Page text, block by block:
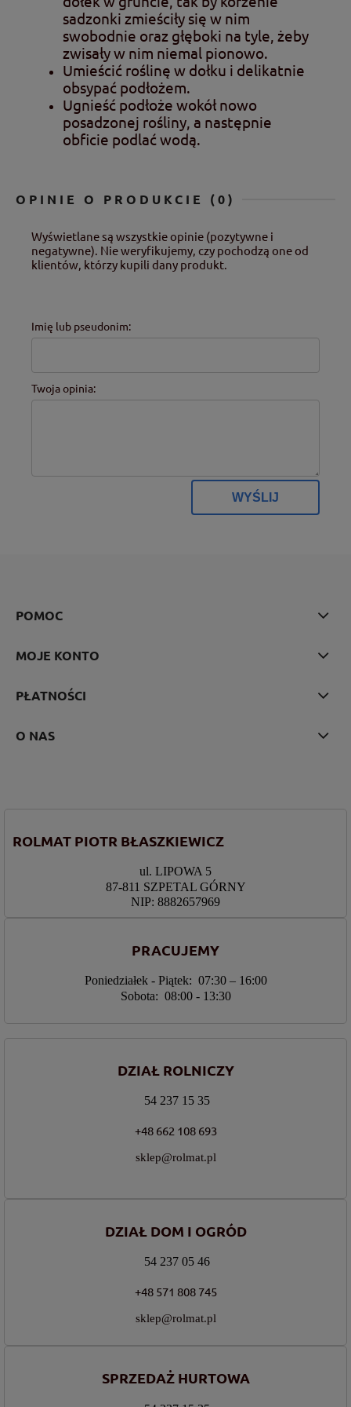
sadzonki zmieściły się w nim
swobodnie oraz głęboki na tyle, żeby
zwisały w nim niemal pionowo.
Umieścić roślinę w dołku i delikatnie
obsypać podłożem.
Ugnieść podłoże wokół nowo
posadzonej rośliny, a następnie
obficie podlać wodą.
OPINIE O PRODUKCIE (0)
Wyświetlane są wszystkie opinie (pozytywne i
negatywne). Nie weryfikujemy, czy pochodzą one od
klientów, którzy kupili dany produkt.
Imię lub pseudonim:
Twoja opinia:
WYŚLIJ
POMOC
MOJE KONTO
PŁATNOŚCI
O NAS
ROLMAT PIOTR BŁASZKIEWICZ
ul. LIPOWA 5
87-811 SZPETAL GÓRNY
NIP: 8882657969
PRACUJEMY
Poniedziałek - Piątek: 07:30 – 16:00
Sobota: 08:00 - 13:30
DZIAŁ ROLNICZY
54 237 15 35
+48 662 108 693
sklep@rolmat.pl
DZIAŁ DOM I OGRÓD
54 237 05 46
+48 571 808 745
sklep@rolmat.pl
SPRZEDAŻ HURTOWA